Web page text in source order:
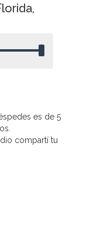
es de 5
compartí tu